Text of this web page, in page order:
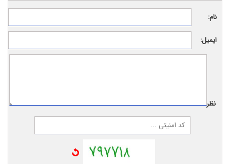
نام:
ایمیل:
نظر: